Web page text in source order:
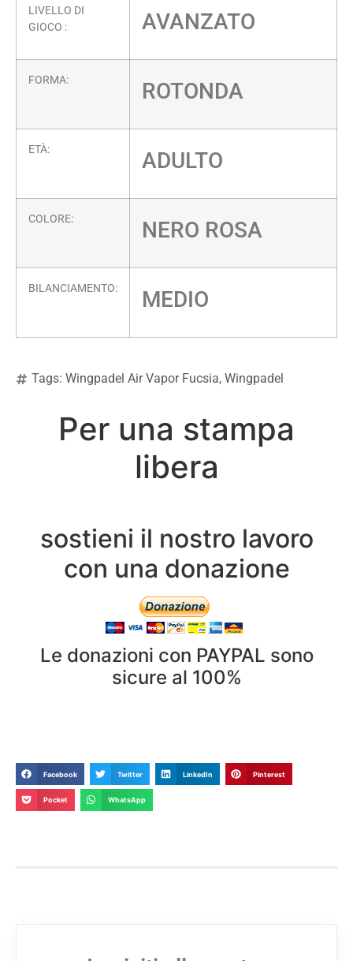
LIVELLO DI
GIOCO :
AVANZATO
FORMA: ROTONDA
ETÀ: ADULTO
COLORE: NERO ROSA
BILANCIAMENTO: MEDIO
Tags: Wingpadel Air Vapor Fucsia, Wingpadel
Per una stampa
libera
sostieni il nostro lavoro
con una donazione
Le donazioni con PAYPAL sono
sicure al 100%
Facebook Twitter LinkedIn Pinterest
Pocket WhatsApp